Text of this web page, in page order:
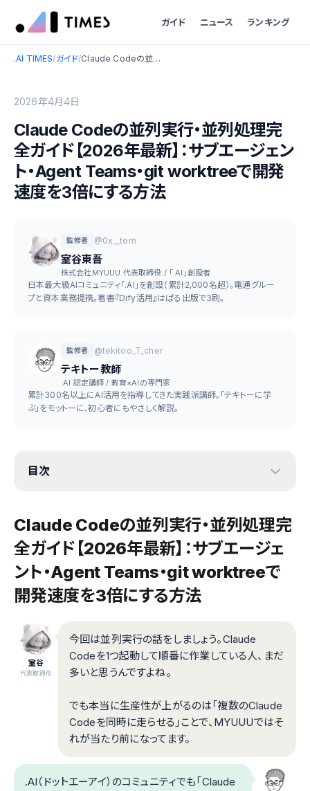
ガイド ニュース ランキング
.AI TIMES/ガイド/ Claude Codeの並列実行・並列処理完全ガイド【2026年最新】：サブエージェント・Agent Teams・git worktreeで開発速度を3倍にする方法
2026年4月4日
Claude Codeの並列実行・並列処理完
全ガイド【2026年最新】：サブエージェン
ト・Agent Teams・git worktreeで開発
速度を3倍にする方法
監修者 @0x__tom
室谷東吾
株式会社MYUUU 代表取締役 / 「.AI」創設者
日本最大級AIコミュニティ「.AI」を創設（累計2,000名超）。電通グルー
プと資本業務提携。著書『Dify活用』はぱる出版で3刷。
監修者 @tekitoo_T_cher
テキトー教師
.AI 認定講師 / 教育×AIの専門家
累計300名以上にAI活用を指導してきた実践派講師。「テキトーに学
ぶ」をモットーに、初心者にもやさしく解説。
目次
Claude Codeの並列実行・並列処理完
全ガイド【2026年最新】：サブエージェ
ント・Agent Teams・git worktreeで
開発速度を3倍にする方法
室谷
代表取締役
今回は並列実行の話をしましょう。Claude
Codeを1つ起動して順番に作業している人、まだ
多いと思うんですよね。
でも本当に生産性が上がるのは「複数のClaude
Codeを同時に走らせる」ことで、MYUUUではそ
れが当たり前になってます。
.AI（ドットエーアイ）のコミュニティでも「Claude